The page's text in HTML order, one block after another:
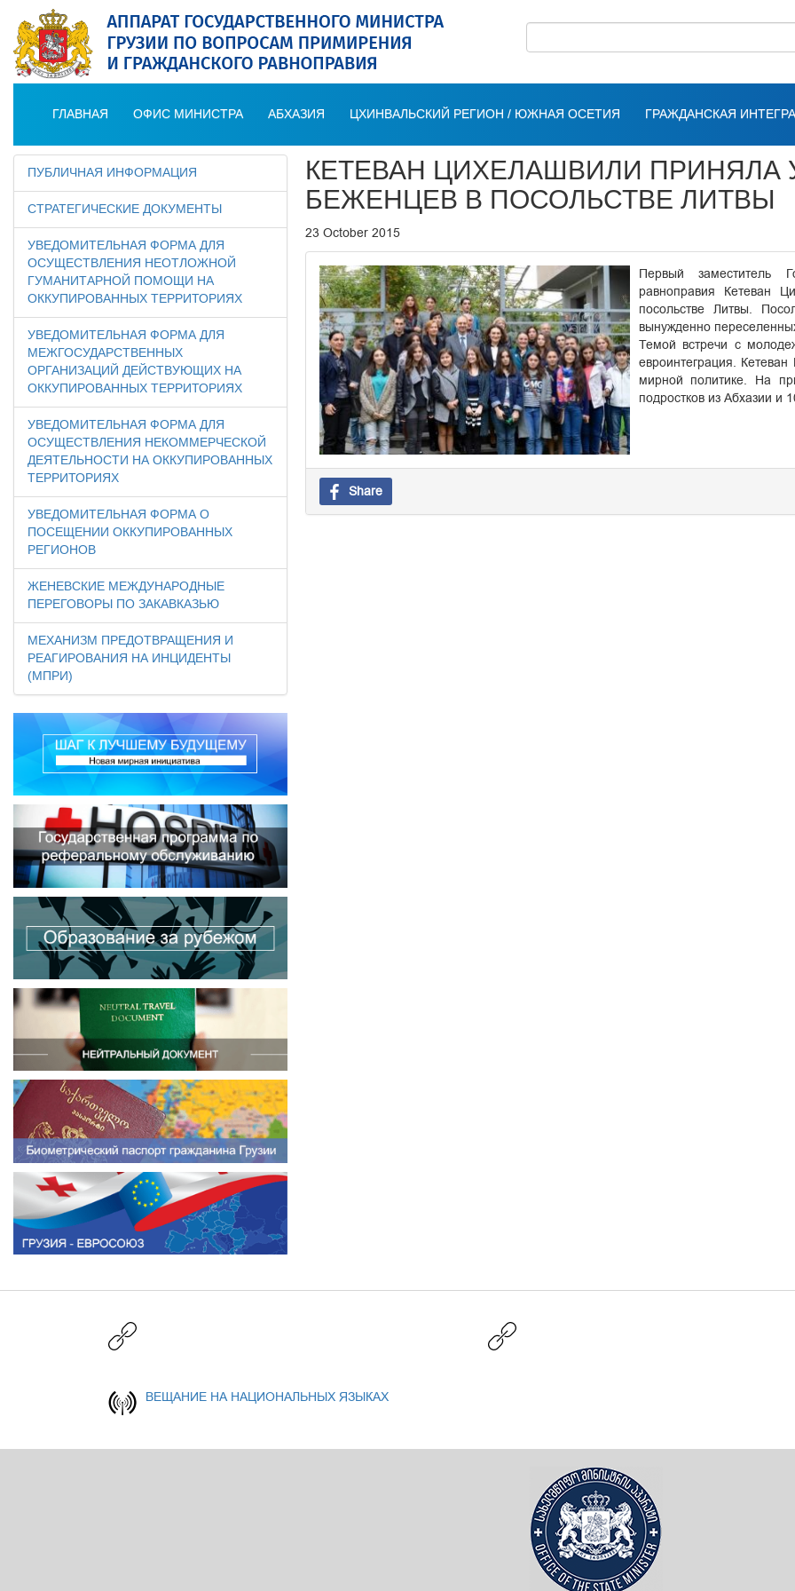
ГЛАВНАЯ ОФИС МИНИСТРА АБХАЗИЯ ЦХИНВАЛЬСКИЙ РЕГИОН / ЮЖНАЯ ОСЕТИЯ ГРАЖДАНСКАЯ
ПУБЛИЧНАЯ ИНФОРМАЦИЯ
СТРАТЕГИЧЕСКИЕ ДОКУМЕНТЫ
УВЕДОМИТЕЛЬНАЯ ФОРМА ДЛЯ
ОСУЩЕСТВЛЕНИЯ НЕОТЛОЖНОЙ
ГУМАНИТАРНОЙ ПОМОЩИ НА
ОККУПИРОВАННЫХ ТЕРРИТОРИЯХ
УВЕДОМИТЕЛЬНАЯ ФОРМА ДЛЯ
МЕЖГОСУДАРСТВЕННЫХ
ОРГАНИЗАЦИЙ ДЕЙСТВУЮЩИХ НА
ОККУПИРОВАННЫХ ТЕРРИТОРИЯХ
УВЕДОМИТЕЛЬНАЯ ФОРМА ДЛЯ
ОСУЩЕСТВЛЕНИЯ НЕКОММЕРЧЕСКОЙ
ДЕЯТЕЛЬНОСТИ НА ОККУПИРОВАННЫХ
ТЕРРИТОРИЯХ
УВЕДОМИТЕЛЬНАЯ ФОРМА О
ПОСЕЩЕНИИ ОККУПИРОВАННЫХ
РЕГИОНОВ
ЖЕНЕВСКИЕ МЕЖДУНАРОДНЫЕ
ПЕРЕГОВОРЫ ПО ЗАКАВКАЗЬЮ
МЕХАНИЗМ ПРЕДОТВРАЩЕНИЯ И
РЕАГИРОВАНИЯ НА ИНЦИДЕНТЫ
(МПРИ)
КЕТЕВАН ЦИХЕЛАШВИЛИ ПРИНЯЛА
БЕЖЕНЦЕВ В ПОСОЛЬСТВЕ ЛИТВЫ
23 October 2015
Первый заместитель
равноправия Кетеван
посольстве Литвы.
вынужденно
Темой встречи с
евроинтеграция.
мирной политике. На
подростков из Абхазии и
Share
ВЕЩАНИЕ НА НАЦИОНАЛЬНЫХ ЯЗЫКАХ